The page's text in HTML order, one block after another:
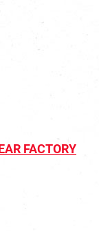
FACTORY